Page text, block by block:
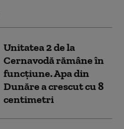
Unitatea 2 de la
Cernavodă rămâne în
funcțiune. Apa din
Dunăre a crescut cu 8
centimetri